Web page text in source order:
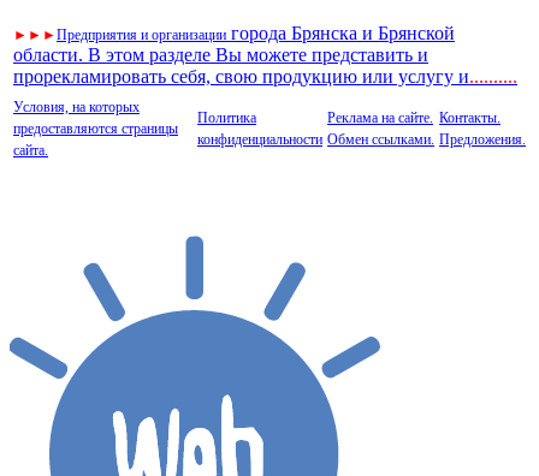
► ► ►Предприятия и организации города Брянска и Брянской
области. В этом разделе Вы можете представить и
прорекламировать себя, свою продукцию или услугу и..........
Условия, на которых
предоставляются страницы
сайта.
Политика
конфиденциальности
Реклама на сайте.
Обмен ссылками.
Контакты.
Предложения.